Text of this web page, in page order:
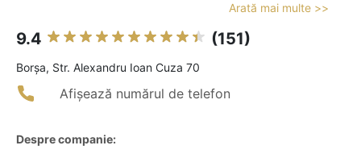
Arată mai multe >>
9.4 (151)
Borşa, Str. Alexandru Ioan Cuza 70
Afișează numărul de telefon
Despre companie: